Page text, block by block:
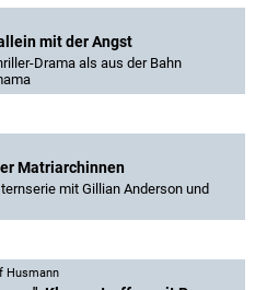
mit der Angst
Drama als aus der Bahn
Matriarchinnen
mit Gillian Anderson und
Husmann